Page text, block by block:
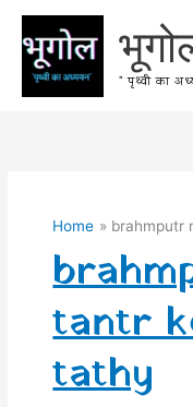
Skip
content
" पृथ्वी का
Home brahmputr
tantr
tathy